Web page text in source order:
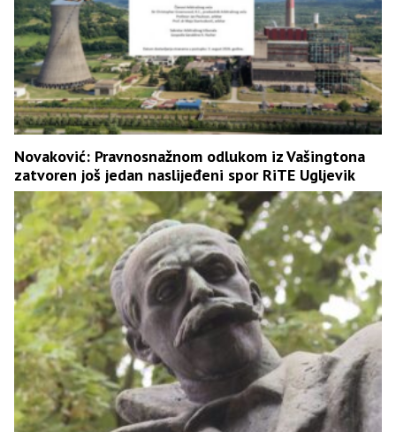
Novaković: Pravnosnažnom odlukom iz Vašingtona
zatvoren još jedan naslijeđeni spor RiTE Ugljevik